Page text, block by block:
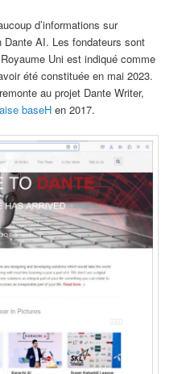
d’informations sur
Dante AI. Les fondateurs sont
Uni est indiqué comme
été constituée en mai 2023.
au projet Dante Writer,
baseH en 2017.